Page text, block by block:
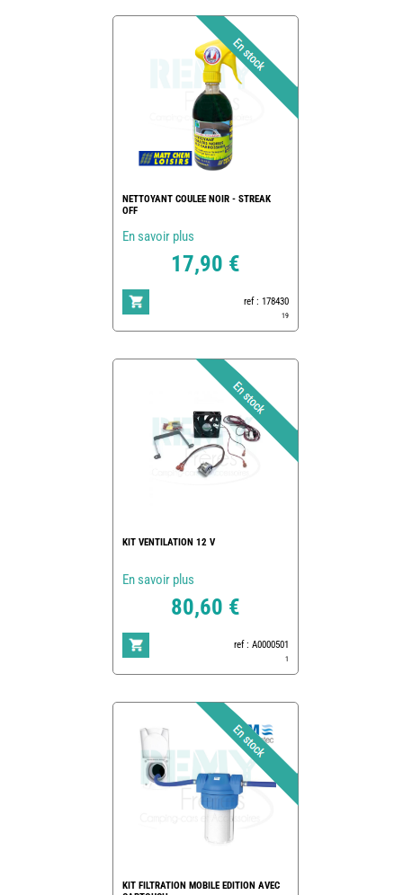
NETTOYANT COULEE NOIR - STREAK
OFF
En savoir plus
17,90 €
ref : 178430
19
KIT VENTILATION 12 V
En savoir plus
80,60 €
ref : A0000501
1
KIT FILTRATION MOBILE EDITION AVEC